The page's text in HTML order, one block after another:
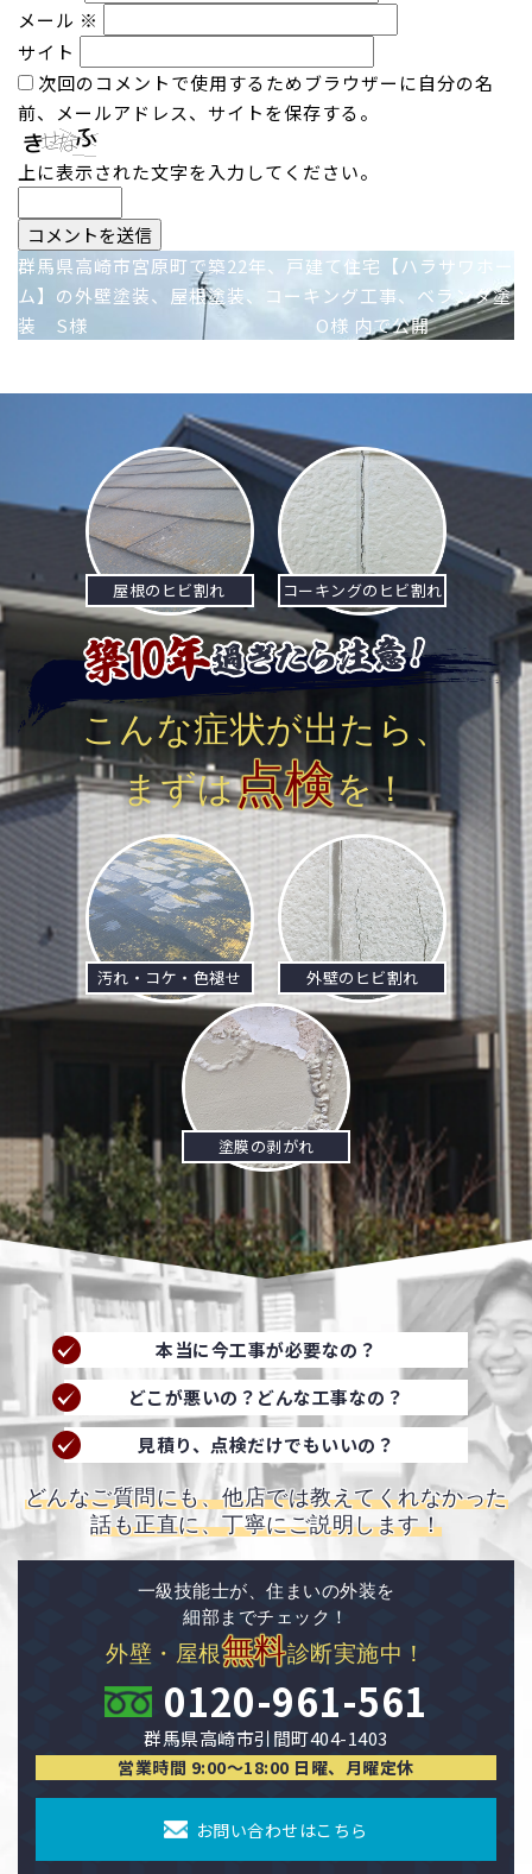
メール ※
サイト
次回のコメントで使用するためブラウザーに自分の名
前、メールアドレス、サイトを保存する。
上に表示された文字を入力してください。
投
稿
ビ
ー
ョ
ン
群馬県高崎市宮原町で築22年、戸建て住宅【ハラサワホー
ム】の外壁塗装、屋根塗装、コーキング工事、ベランダ塗
装 S様 O様 内で公開
屋根のヒビ割れ コーキングのヒビ割れ
こんな症状が出たら、
まずは点検を！
汚れ・コケ・色褪せ 外壁のヒビ割れ
塗膜の剥がれ
本当に今工事が必要なの？
どこが悪いの？どんな工事なの？
見積り、点検だけでもいいの？
どんなご質問にも、他店では教えてくれなかった
話も正直に、丁寧にご説明します！
一級技能士が、住まいの外装を
細部までチェック！
外壁・屋根無料診断実施中！
0120-961-561
群馬県高崎市引間町404-1403
営業時間 9:00〜18:00 日曜、月曜定休
お問い合わせはこちら